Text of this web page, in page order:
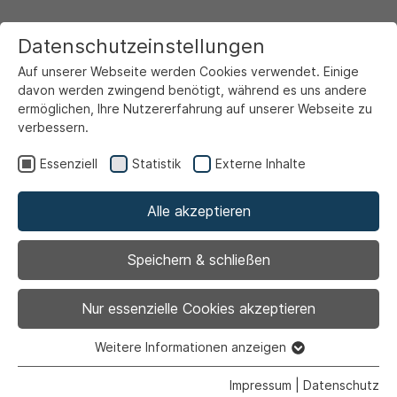
Die Lidl Deutschland
Tour kommt nach Ahlen
Datenschutzeinstellungen
Auf unserer Webseite werden Cookies verwendet. Einige
davon werden zwingend benötigt, während es uns andere
ermöglichen, Ihre Nutzererfahrung auf unserer Webseite zu
verbessern.
Essenziell Statistik Externe Inhalte
Alle akzeptieren
Speichern & schließen
Nur essenzielle Cookies akzeptieren
Essenzielle Cookies werden für grundlegende Funktionen
Weitere Informationen anzeigen
Impressum Datenschutz